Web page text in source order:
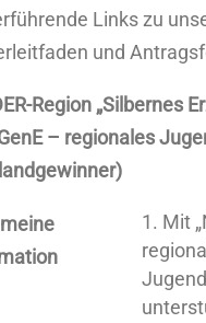
Links zu
und
Region „Silbernes
– regionales
Mit